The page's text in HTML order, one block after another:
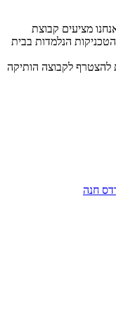
מציעים קבוצת
הנלמדות בבית
לקבוצה הותיקה
חנה